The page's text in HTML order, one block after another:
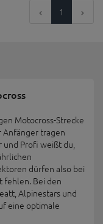
1
Motocross-Strecke
Anfänger tragen
und Profi weißt du,
dürfen also bei
fehlen. Bei den
Alpinestars und
eine optimale